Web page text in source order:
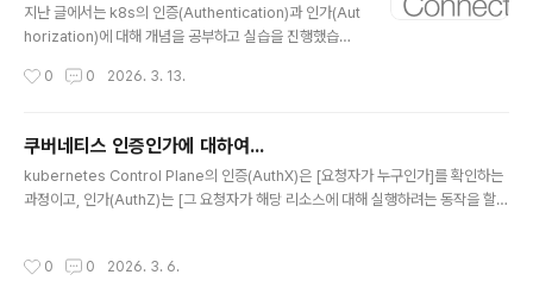
환경 다이어그램전체적인 다이어그램은 위와 같습니다. 1.
`kubectl get nodes` 실행 2. `kubelogin`이 `Dex`
irec..
지난 글에서는 k8s의 인증(Authentication)과 인가(Aut
horization)에 대해 개념을 공부하고 실습을 진행했습니
에 접근하거나 Devops 엔지니어가 `cluster` 상태를 확
k8s에 접근하는 경우가 많습니다. 이때, k8s는 OIDC(O
penID Connect)를 이용하여 외부 인증 시스템과 연동할
수 있습니다. OIDC(OpenID Connect) `OIDC`는 `O
Auth 2.0` 기반의 인증 프로토콜 입니다. OAuth 2.0과
0 0 2026. 3. 13.
쿠버네티스 인증인가에 대하여...
kubernetes Control Plane의 인증(AuthX)은 [요청자가 누구인가]를 확인하는
과정이고, 인가(AuthZ)는 [그 요청자가 해당 리소스에 대해 실행하려는 동작을 할
태 코드가 반환됩니다. 이러한 쿠버네티스의 인증/인가를 직접 실습해보면서 알아보
0 0 2026. 3. 6.